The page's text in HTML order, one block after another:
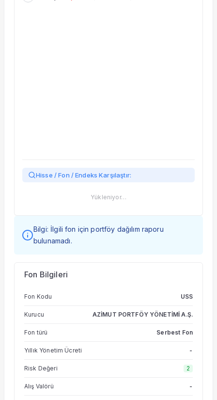
Hisse / Fon / Endeks Karşılaştır:
Yükleniyor…
Bilgi: İlgili fon için portföy dağılım raporu
bulunamadı.
Fon Bilgileri
Fon Kodu USS
Kurucu AZİMUT PORTFÖY YÖNETİMİ A.Ş.
Fon türü Serbest Fon
Yıllık Yönetim Ücreti -
Risk Değeri 2
Alış Valörü -